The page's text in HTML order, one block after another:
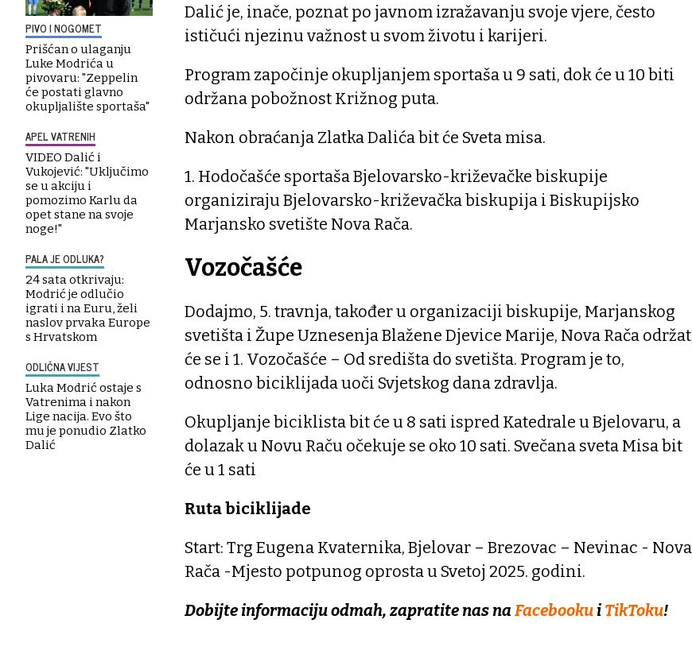
PIVO I NOGOMET
Prišćan o ulaganju
Luke Modrića u
pivovaru: "Zeppelin
će postati glavno
okupljalište sportaša"
APEL VATRENIH
VIDEO Dalić i
Vukojević: "Uključimo
se u akciju i
pomozimo Karlu da
opet stane na svoje
noge!"
PALA JE ODLUKA?
24 sata otkrivaju:
Modrić je odlučio
igrati i na Euru, želi
naslov prvaka Europe
s Hrvatskom
ODLIČNA VIJEST
Luka Modrić ostaje s
Vatrenima i nakon
Lige nacija. Evo što
mu je ponudio Zlatko
Dalić
Dalić je, inače, poznat po javnom izražavanju svoje vjere, često
ističući njezinu važnost u svom životu i karijeri.
Program započinje okupljanjem sportaša u 9 sati, dok će u 10 biti
održana pobožnost Križnog puta.
Nakon obraćanja Zlatka Dalića bit će Sveta misa.
1. Hodočašće sportaša Bjelovarsko-križevačke biskupije
organiziraju Bjelovarsko-križevačka biskupija i Biskupijsko
Marjansko svetište Nova Rača.
Vozočašće
Dodajmo, 5. travnja, također u organizaciji biskupije, Marjanskog
svetišta i Župe Uznesenja Blažene Djevice Marije, Nova Rača održat
će se i 1. Vozočašće – Od središta do svetišta. Program je to,
odnosno biciklijada uoči Svjetskog dana zdravlja.
Okupljanje biciklista bit će u 8 sati ispred Katedrale u Bjelovaru, a
dolazak u Novu Raču očekuje se oko 10 sati. Svečana sveta Misa bit
će u 1 sati
Ruta biciklijade
Start: Trg Eugena Kvaternika, Bjelovar – Brezovac – Nevinac - Nova
Rača -Mjesto potpunog oprosta u Svetoj 2025. godini.
Dobijte informaciju odmah, zapratite nas na Facebooku i TikToku!